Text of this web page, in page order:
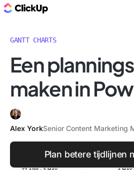
GANTT CHARTS
Een
maken in
Alex YorkSenior Content Marketing
Plan betere tijdlijnen